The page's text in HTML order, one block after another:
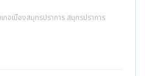
อเมืองสมุทรปราการ สมุทรปราการ